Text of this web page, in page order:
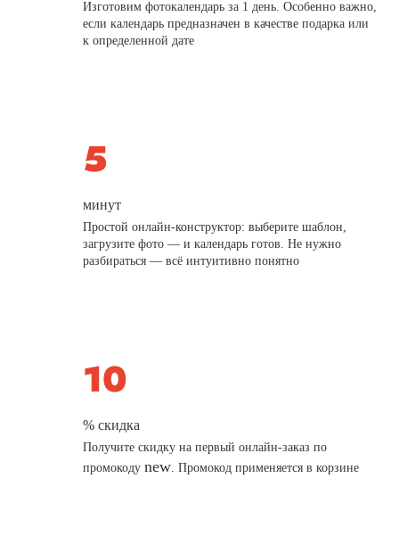
Изготовим фотокалендарь за 1 день. Особенно важно,
если календарь предназначен в качестве подарка или
к определенной дате
минут
Простой онлайн-конструктор: выберите шаблон,
загрузите фото — и календарь готов. Не нужно
разбираться — всё интуитивно понятно
% скидка
Получите скидку на первый онлайн-заказ по
промокодуnew. Промокод применяется в корзине